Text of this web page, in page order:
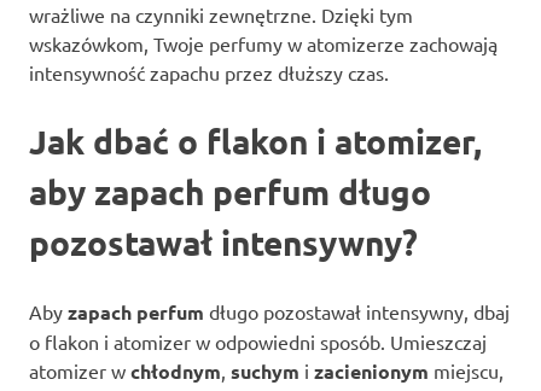
wrażliwe na czynniki zewnętrzne. Dzięki tym
wskazówkom, Twoje perfumy w atomizerze zachowają
intensywność zapachu przez dłuższy czas.
Jak dbać o flakon i atomizer,
aby zapach perfum długo
pozostawał intensywny?
Aby zapach perfum długo pozostawał intensywny, dbaj
o flakon i atomizer w odpowiedni sposób. Umieszczaj
atomizer w chłodnym, suchym i zacienionym miejscu,